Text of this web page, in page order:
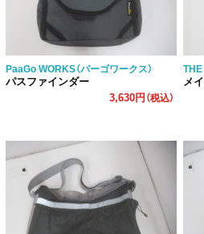
PaaGo WORKS（パーゴワークス）
パスファインダー
3,630円（税込）
THE
メ